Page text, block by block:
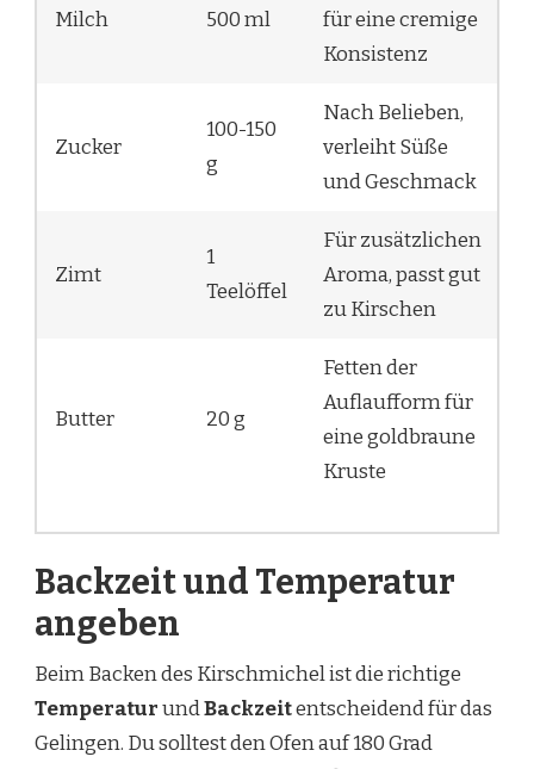
Milch 500 ml
für eine cremige
Konsistenz
Zucker
100-150
g
Nach Belieben,
verleiht Süße
und Geschmack
Zimt
1
Teelöffel
Für zusätzlichen
Aroma, passt gut
zu Kirschen
Butter 20 g
Fetten der
Auflaufform für
eine goldbraune
Kruste
Backzeit und Temperatur
angeben
Beim Backen des Kirschmichel ist die richtige
TemperaturundBackzeitentscheidend für das
Gelingen. Du solltest den Ofen auf 180 Grad